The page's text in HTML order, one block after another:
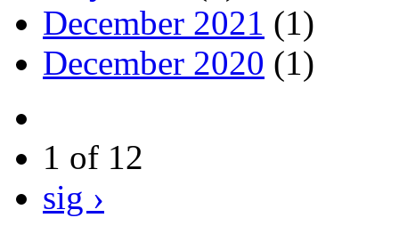
December 2021 (1)
December 2020 (1)
1 of 12
sig ›